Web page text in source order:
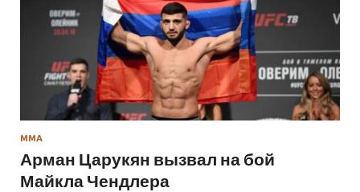
ММА
Арман Царукян вызвал на бой
Майкла Чендлера